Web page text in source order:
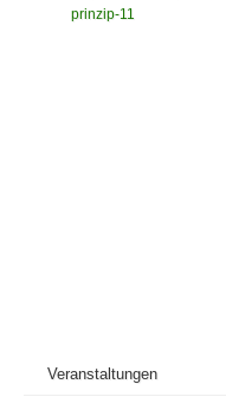
Veranstaltungen